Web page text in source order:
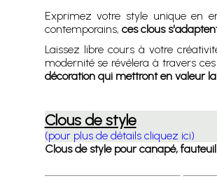
Exprimez votre style unique en
contemporains, ces clous
Laissez libre cours à votre
modernité se révélera à travers
décoration qui mettront en valeur
Clous de style
(pour plus de détails cliquez ici)
Clous de style pour canapé,